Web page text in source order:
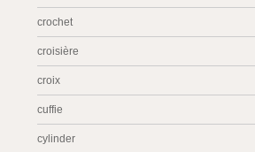
crochet
croisière
croix
cuffie
cylinder